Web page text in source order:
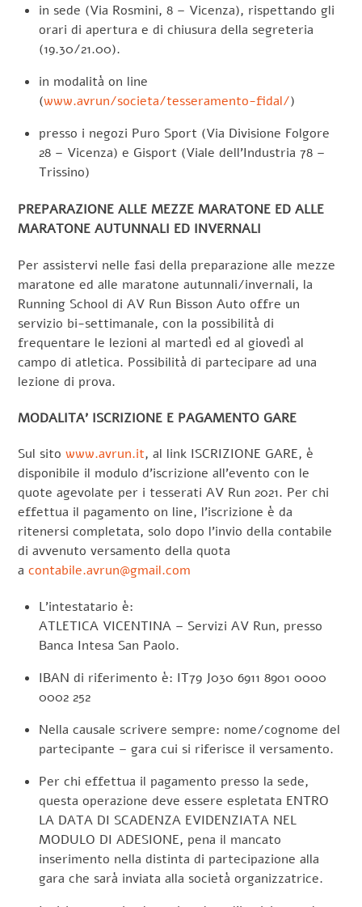
in sede (Via Rosmini, 8 – Vicenza), rispettando gli
orari di apertura e di chiusura della segreteria
(19.30/21.00).
in modalità on line
(www.avrun/societa/tesseramento-fidal/)
presso i negozi Puro Sport (Via Divisione Folgore
28 – Vicenza) e Gisport (Viale dell’Industria 78 –
Trissino)
PREPARAZIONE ALLE MEZZE MARATONE ED ALLE
MARATONE AUTUNNALI ED INVERNALI
Per assistervi nelle fasi della preparazione alle mezze
maratone ed alle maratone autunnali/invernali, la
Running School di AV Run Bisson Auto offre un
servizio bi-settimanale, con la possibilità di
frequentare le lezioni al martedì ed al giovedì al
campo di atletica. Possibilità di partecipare ad una
lezione di prova.
MODALITA’ ISCRIZIONE E PAGAMENTO GARE
Sul sitowww.avrun.it, al link ISCRIZIONE GARE, è
disponibile il modulo d’iscrizione all’evento con le
quote agevolate per i tesserati AV Run 2021. Per chi
effettua il pagamento on line, l’iscrizione è da
ritenersi completata, solo dopo l’invio della contabile
di avvenuto versamento della quota
acontabile.avrun@gmail.com
L’intestatario è:
ATLETICA VICENTINA – Servizi AV Run, presso
Banca Intesa San Paolo.
IBAN di riferimento è: IT79 J030 6911 8901 0000
0002 252
Nella causale scrivere sempre: nome/cognome del
partecipante – gara cui si riferisce il versamento.
Per chi effettua il pagamento presso la sede,
questa operazione deve essere espletata ENTRO
LA DATA DI SCADENZA EVIDENZIATA NEL
MODULO DI ADESIONE, pena il mancato
inserimento nella distinta di partecipazione alla
gara che sarà inviata alla società organizzatrice.